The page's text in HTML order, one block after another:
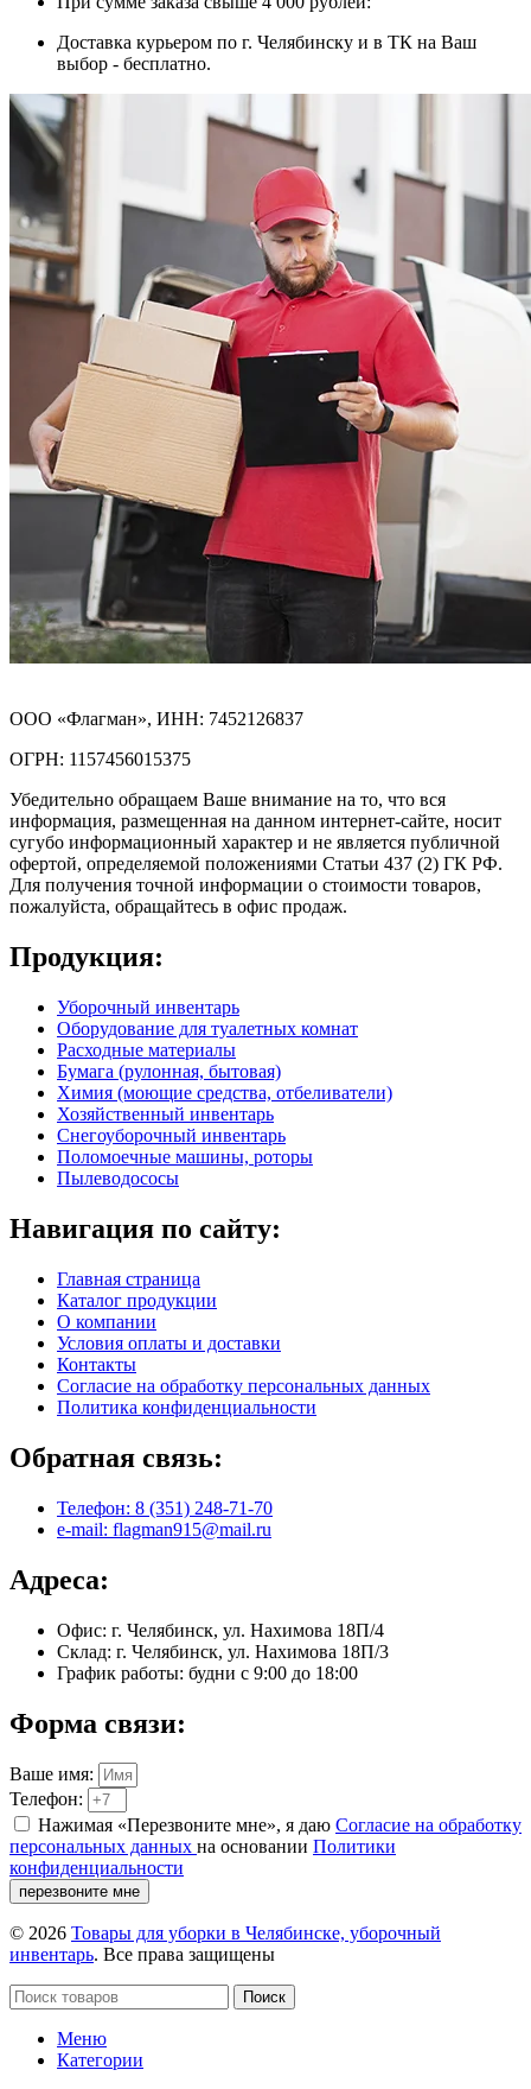
Доставка курьером по г. Челябинску и в ТК на Ваш
выбор - бесплатно.
ООО «Флагман», ИНН: 7452126837
ОГРН: 1157456015375
Убедительно обращаем Ваше внимание на то, что вся
информация, размещенная на данном интернет-сайте, носит
сугубо информационный характер и не является публичной
офертой, определяемой положениями Статьи 437 (2) ГК РФ.
Для получения точной информации о стоимости товаров,
пожалуйста, обращайтесь в офис продаж.
Продукция:
Уборочный инвентарь
Оборудование для туалетных комнат
Расходные материалы
Бумага (рулонная, бытовая)
Химия (моющие средства, отбеливатели)
Хозяйственный инвентарь
Снегоуборочный инвентарь
Поломоечные машины, роторы
Пылеводососы
Навигация по сайту:
Главная страница
Каталог продукции
О компании
Условия оплаты и доставки
Контакты
Согласие на обработку персональных данных
Политика конфиденциальности
Обратная связь:
Телефон: 8 (351) 248-71-70
e-mail: flagman915@mail.ru
Адреса:
Офис: г. Челябинск, ул. Нахимова 18П/4
Склад: г. Челябинск, ул. Нахимова 18П/3
График работы: будни с 9:00 до 18:00
Форма связи:
Ваше имя:
Телефон:
Нажимая «Перезвоните мне», я даю Согласие на обработку
персональных данных на основании Политики
конфиденциальности
перезвоните мне
© 2026 Товары для уборки в Челябинске, уборочный
инвентарь. Все права защищены
Поиск
Меню
Категории